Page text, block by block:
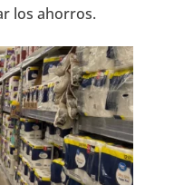
los ahorros.